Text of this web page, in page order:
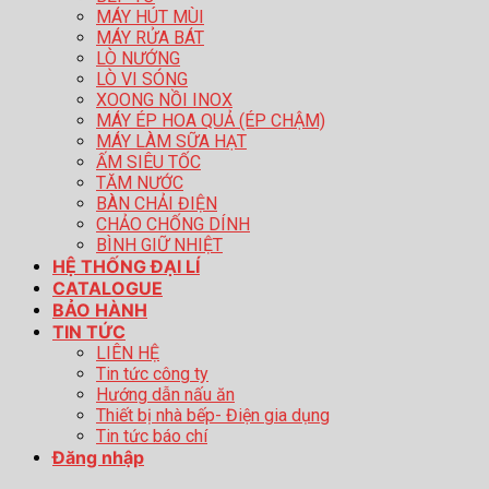
MÁY HÚT MÙI
MÁY RỬA BÁT
LÒ NƯỚNG
LÒ VI SÓNG
XOONG NỒI INOX
MÁY ÉP HOA QUẢ (ÉP CHẬM)
MÁY LÀM SỮA HẠT
ẤM SIÊU TỐC
TĂM NƯỚC
BÀN CHẢI ĐIỆN
CHẢO CHỐNG DÍNH
BÌNH GIỮ NHIỆT
HỆ THỐNG ĐẠI LÍ
CATALOGUE
BẢO HÀNH
TIN TỨC
LIÊN HỆ
Tin tức công ty
Hướng dẫn nấu ăn
Thiết bị nhà bếp- Điện gia dụng
Tin tức báo chí
Đăng nhập